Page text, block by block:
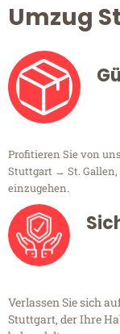
Umzug
Profitieren Sie von
Stuttgart → St. Gallen,
einzugehen.
Verlassen Sie sich
Stuttgart, der Ihre